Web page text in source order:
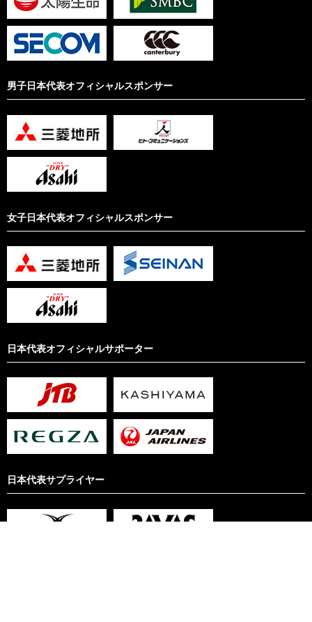
男子日本代表オフィシャルスポンサー
女子日本代表オフィシャルスポンサー
日本代表オフィシャルサポーター
日本代表サプライヤー